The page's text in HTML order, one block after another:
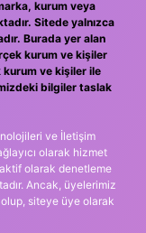
kurum veya
Sitede yalnızca
Burada yer alan
kurum ve kişiler
kurum ve kişiler ile
bilgiler taslak
ve İletişim
olarak hizmet
olarak denetleme
Ancak, üyelerimiz
siteye üye olarak